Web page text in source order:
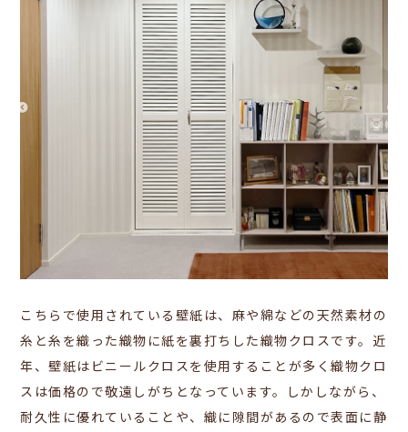
こちらで使用されている壁紙は、 麻や綿などの天然素材の
糸と糸を織った織物に紙を裏打ちした織物クロスです。近
年、壁紙はビニールクロスを使用することが多く織物クロ
スは価格ので敬遠しがちとなっています。しかしながら、
耐久性に優れていることや、織に隙間があるので表面に静